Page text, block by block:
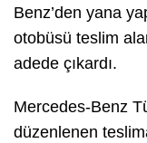
Benz’den yana
otobüsü teslim
adede çıkardı.
Mercedes-Benz
düzenlenen